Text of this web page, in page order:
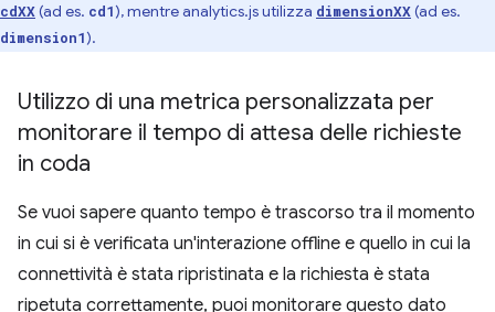
cdXX(ad es. cd1), mentre analytics.js utilizza dimensionXX(ad es.
dimension1).
Utilizzo di una metrica personalizzata per
monitorare il tempo di attesa delle richieste
in coda
Se vuoi sapere quanto tempo è trascorso tra il momento
in cui si è verificata un'interazione offline e quello in cui la
connettività è stata ripristinata e la richiesta è stata
ripetuta correttamente, puoi monitorare questo dato